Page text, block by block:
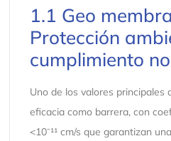
1.1 Geo
Protección
cumplimiento
Uno de los valores principales
eficacia como barrera, con
<10⁻¹¹ cm/s que garantizan